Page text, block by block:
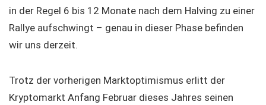
in der Regel 6 bis 12 Monate nach dem Halving zu einer
Rallye aufschwingt – genau in dieser Phase befinden
wir uns derzeit.
Trotz der vorherigen Marktoptimismus erlitt der
Kryptomarkt Anfang Februar dieses Jahres seinen